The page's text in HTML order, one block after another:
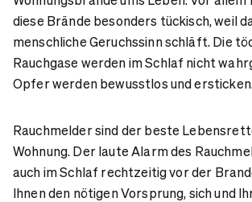
diese Brände besonders tückisch, weil
menschliche Geruchssinn schläft. Die
Rauchgase werden im Schlaf nicht
Opfer werden bewusstlos und
Rauchmelder sind der beste
Wohnung. Der laute Alarm des
auch im Schlaf rechtzeitig vor der
Ihnen den nötigen Vorsprung, sich und